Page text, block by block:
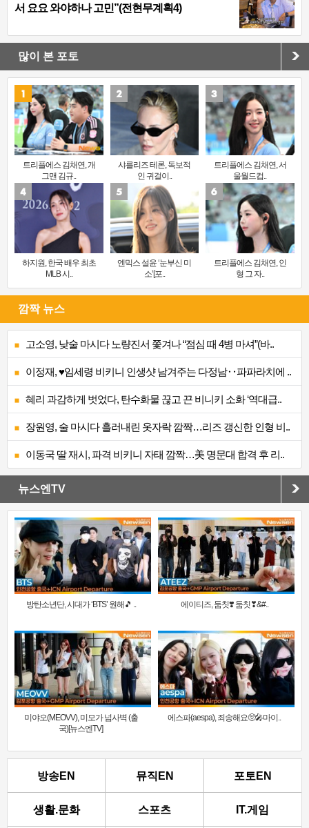
서 요요 와야하나 고민”(전현무계획4)
많이 본 포토
트리플에스 김채연, 개
그맨 김규..
샤를리즈 테론, 독보적
인 귀걸이..
트리플에스 김채연, 서
울월드컵..
하지원, 한국 배우 최초
MLB 시..
엔믹스 설윤 ‘눈부신 미
소’[포..
트리플에스 김채연, 인
형 그 자..
깜짝 뉴스
고소영, 낮술 마시다 노량진서 쫓겨나 “점심 때 4병 마셔”(바..
이정재, ♥임세령 비키니 인생샷 남겨주는 다정남‥파파라치에 ..
혜리 과감하게 벗었다, 탄수화물 끊고 끈 비니키 소화 ‘역대급..
장원영, 술 마시다 흘러내린 옷자락 깜짝…리즈 갱신한 인형 비..
이동국 딸 재시, 파격 비키니 자태 깜짝…美 명문대 합격 후 리..
뉴스엔TV
방탄소년단, 시대가 ‘BTS’ 원해🎵 .. 에이티즈, 둠칫❣️ 둠칫❣&#..
미야오(MEOVV), 미모가 넘사벽 (출
국)[뉴스엔TV]
에스파(aespa), 죄송해요🥺🎤마이..
방송EN 뮤직EN 포토EN
생활.문화 스포츠 IT.게임